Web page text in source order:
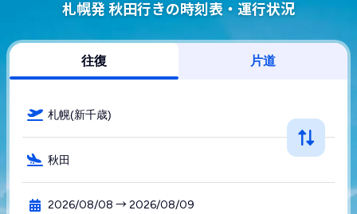
札幌発 秋田行きの時刻表・運行状況
往復 片道
札幌(新千歳)
秋田
2026/08/08 → 2026/08/09